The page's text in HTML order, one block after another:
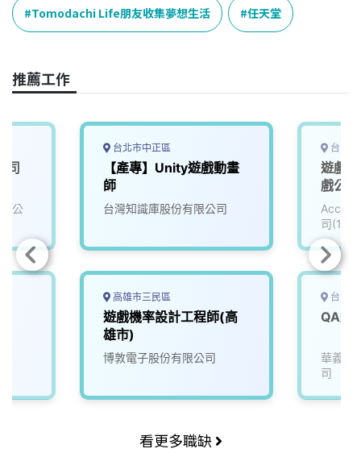
o
o
d
s
d
I
i
n
Tomodachi Life朋友收集夢想生活 任天堂
推薦工作
司
公
台北市中正區
【產專】Unity遊戲動畫
師
台灣知識庫股份有限公司
高雄市三民區
遊戲機率設計工程師(高
雄市)
博敦電子股份有限公司
台中
遊戲
戲公
司
台北
華義國
司
看更多職缺